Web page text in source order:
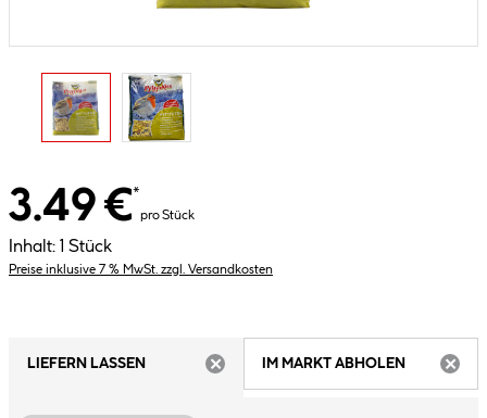
3.49 €*
pro Stück
Inhalt: 1 Stück
Preise inklusive 7 % MwSt. zzgl. Versandkosten
LIEFERN LASSEN
IM MARKT ABHOLEN